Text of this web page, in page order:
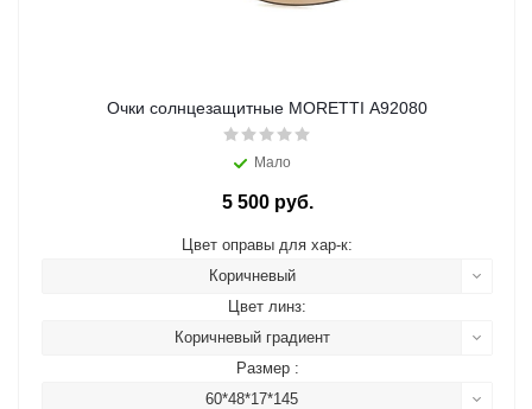
Очки солнцезащитные MORETTI A92080
Мало
5 500 руб.
Цвет оправы для хар-к:
Коричневый
Цвет линз:
Коричневый градиент
Размер :
60*48*17*145